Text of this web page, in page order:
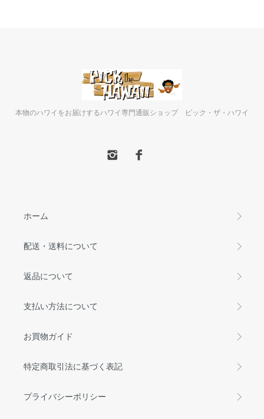
本物のハワイをお届けするハワイ専門通販ショップ ピック・ザ・ハワイ
ホーム
配送・送料について
返品について
支払い方法について
お買物ガイド
特定商取引法に基づく表記
プライバシーポリシー